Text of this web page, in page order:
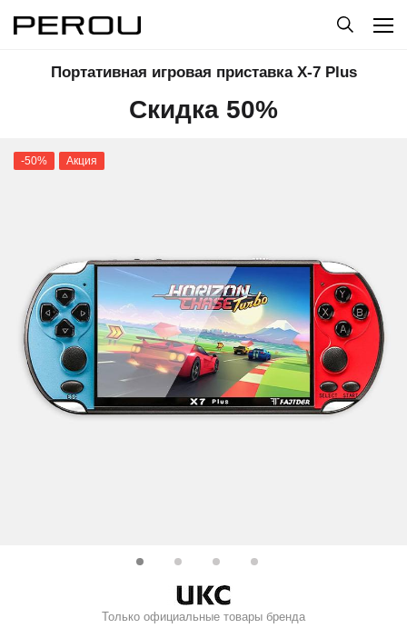
Портативная игровая приставка X-7 Plus
Скидка 50%
-50% Акция
Только официальные товары бренда